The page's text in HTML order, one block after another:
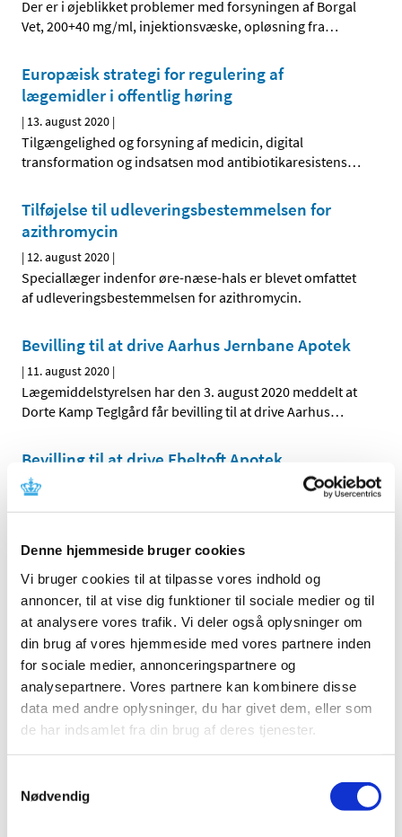
Denne hjemmeside bruger cookies
Vi bruger cookies til at tilpasse vores indhold og
annoncer, til at vise dig funktioner til sociale medier og til
at analysere vores trafik. Vi deler også oplysninger om
din brug af vores hjemmeside med vores partnere inden
for sociale medier, annonceringspartnere og
analysepartnere. Vores partnere kan kombinere disse
data med andre oplysninger, du har givet dem, eller som
de har indsamlet fra din brug af deres tjenester.
Nødvendig
Der er i øjeblikket problemer med forsyningen af Borgal
Vet, 200+40 mg/ml, injektionsvæske, opløsning fra…
Europæisk strategi for regulering af
lægemidler i offentlig høring
| 13. august 2020 |
Tilgængelighed og forsyning af medicin, digital
transformation og indsatsen mod antibiotikaresistens…
Tilføjelse til udleveringsbestemmelsen for
azithromycin
| 12. august 2020 |
Speciallæger indenfor øre-næse-hals er blevet omfattet
af udleveringsbestemmelsen for azithromycin.
Bevilling til at drive Aarhus Jernbane Apotek
| 11. august 2020 |
Lægemiddelstyrelsen har den 3. august 2020 meddelt at
Dorte Kamp Teglgård får bevilling til at drive Aarhus…
Bevilling til at drive Ebeltoft Apotek
|11. august 2020
Ledig bevilling til Helsingør Stengades Apotek
|10. august 2020|
Bevillingen til at drive Helsingør Stengades Apotek er
ledig pr. 1. januar 2021.
Ledig bevilling til Dalgas Boulevard Apotek
|10. august 2020|
Bevillingen til at drive Dalgas Boulevard Apotek er ledig
pr. 1. maj 2021.
Forsyningsvanskeligheder for Mydriacyl,